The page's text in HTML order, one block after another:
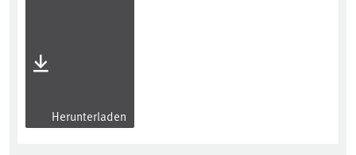
Herunterladen